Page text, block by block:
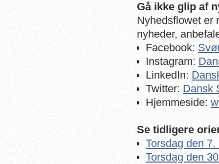
Gå ikke glip af
Nyhedsflowet er
nyheder,
Facebook:
Instagram:
LinkedIn:
Twitter: Dansk
Hjemmeside:
Se tidligere
Torsdag den
Torsdag den